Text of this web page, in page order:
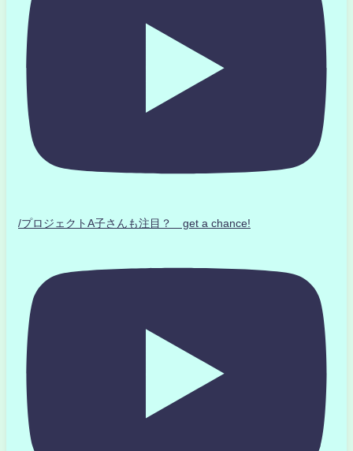
/プロジェクトA子さんも注目？ get a chance!